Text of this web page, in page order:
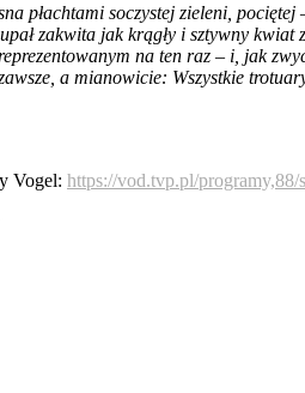
płachtami soczystej zieleni,
zakwita jak krągły i sztywny
na ten raz – i, jak
a mianowicie: Wszystkie
Vogel: https://vod.tvp.pl/